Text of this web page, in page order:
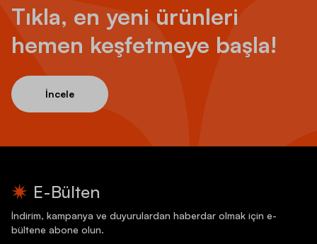
Tıkla, en yeni ürünleri
hemen keşfetmeye başla!
İncele
E-Bülten
İndirim, kampanya ve duyurulardan haberdar olmak için e-
bültene abone olun.